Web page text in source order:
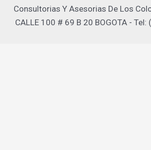
Consultorias Y Asesorias De Los
CALLE 100 # 69 B 20 BOGOTA -